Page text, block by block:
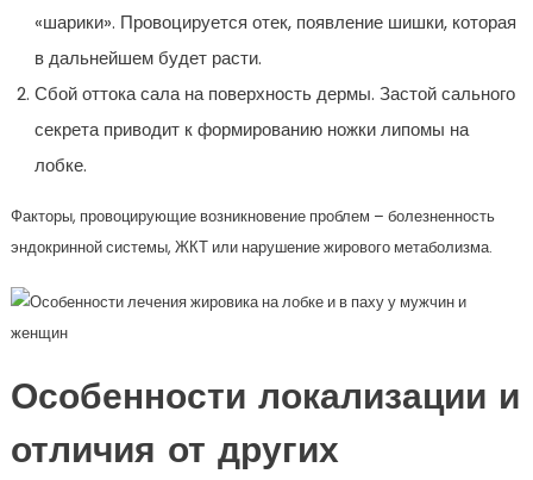
«шарики». Провоцируется отек, появление шишки, которая
в дальнейшем будет расти.
Сбой оттока сала на поверхность дермы. Застой сального
секрета приводит к формированию ножки липомы на
лобке.
Факторы, провоцирующие возникновение проблем – болезненность
эндокринной системы, ЖКТ или нарушение жирового метаболизма.
Особенности локализации и
отличия от других